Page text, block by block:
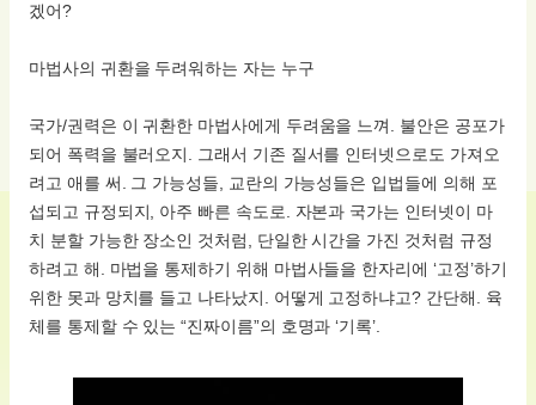
겠어?
마법사의 귀환을 두려워하는 자는 누구
국가/권력은 이 귀환한 마법사에게 두려움을 느껴. 불안은 공포가
되어 폭력을 불러오지. 그래서 기존 질서를 인터넷으로도 가져오
려고 애를 써. 그 가능성들, 교란의 가능성들은 입법들에 의해 포
섭되고 규정되지, 아주 빠른 속도로. 자본과 국가는 인터넷이 마
치 분할 가능한 장소인 것처럼, 단일한 시간을 가진 것처럼 규정
하려고 해. 마법을 통제하기 위해 마법사들을 한자리에 ‘고정’하기
위한 못과 망치를 들고 나타났지. 어떻게 고정하냐고? 간단해. 육
체를 통제할 수 있는 “진짜이름”의 호명과 ‘기록’.